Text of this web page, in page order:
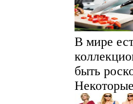
В мире
быть